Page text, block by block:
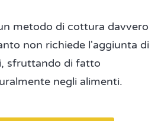
metodo di cottura davvero
non richiede l'aggiunta di
sfruttando di fatto
negli alimenti.